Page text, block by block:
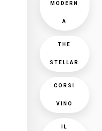
MODERN
A
THE
STELLAR
CORSI
VINO
IL